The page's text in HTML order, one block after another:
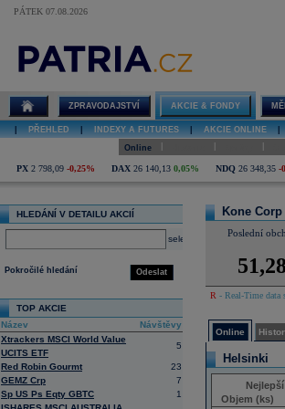
PÁTEK 07.08.2026
Kone Corp
ZPRAVODAJSTVÍ AKCIE & FONDY
PŘEHLED INDEXY A FUTURES AKCIE ONLINE
Online
PX 2 798,09 -0,25% DAX 26 140,13 0,05% NDQ 26 348,35 -
HLEDÁNÍ V DETAILU AKCIÍ
select
Odeslat
Pokročilé hledání
TOP AKCIE
Název
Návštěvy
Xtrackers MSCI World Value
UCITS ETF
5
Red Robin Gourmt
23
GEMZ Crp
7
Sp US Ps Eqty GBTC
1
Kone Corp
Poslední
51,28
R - Real-Time
Online
Helsinki
Objem (ks)